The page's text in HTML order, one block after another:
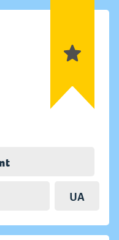
UA